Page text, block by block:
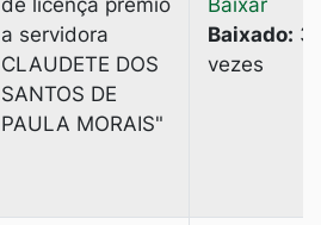
de licença prêmio
a servidora
CLAUDETE DOS
SANTOS DE
PAULA MORAIS"
Baixar
Baixado: 3
vezes